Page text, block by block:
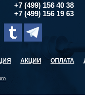
+7 (499) 156 40 38
+7 (499) 156 19 63
АКЦИИ ОПЛАТА